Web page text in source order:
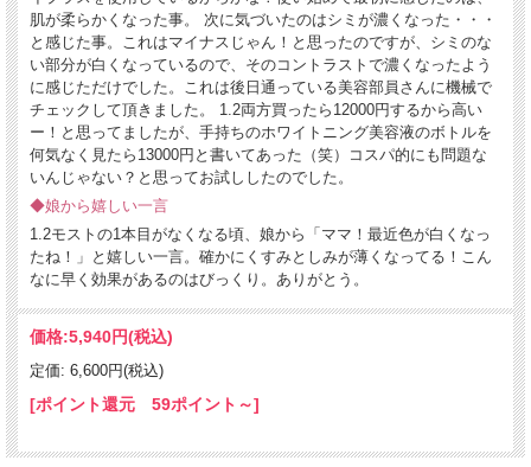
肌が柔らかくなった事。 次に気づいたのはシミが濃くなった・・・
と感じた事。これはマイナスじゃん！と思ったのですが、シミのな
い部分が白くなっているので、そのコントラストで濃くなったよう
に感じただけでした。これは後日通っている美容部員さんに機械で
チェックして頂きました。 1.2両方買ったら12000円するから高い
ー！と思ってましたが、手持ちのホワイトニング美容液のボトルを
何気なく見たら13000円と書いてあった（笑）コスパ的にも問題な
いんじゃない？と思ってお試ししたのでした。
◆娘から嬉しい一言
1.2モストの1本目がなくなる頃、娘から「ママ！最近色が白くなっ
たね！」と嬉しい一言。確かにくすみとしみが薄くなってる！こん
なに早く効果があるのはびっくり。ありがとう。
価格:5,940円(税込)
定価: 6,600円(税込)
[ポイント還元 59ポイント～]